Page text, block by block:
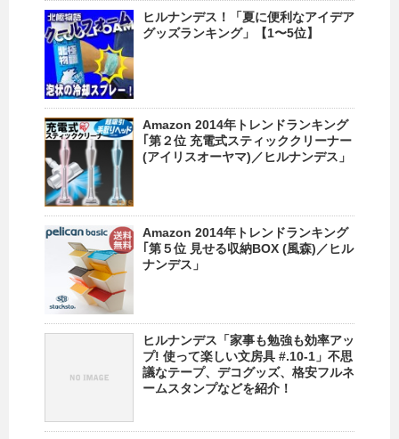
ヒルナンデス！「夏に便利なアイデア
グッズランキング」【1〜5位】
Amazon 2014年トレンドランキング
｢第２位 充電式スティッククリーナー
(アイリスオーヤマ)／ヒルナンデス」
Amazon 2014年トレンドランキング
｢第５位 見せる収納BOX (風森)／ヒル
ナンデス」
ヒルナンデス「家事も勉強も効率アッ
プ! 使って楽しい文房具 #.10-1」不思
議なテープ、デコグッズ、格安フルネ
ームスタンプなどを紹介！